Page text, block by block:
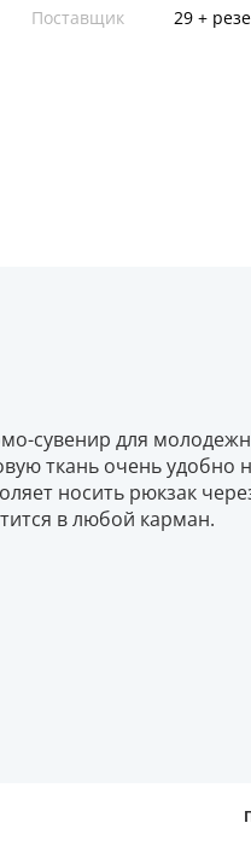
Поставщик 29 +
сувенир для
ткань очень удобно
носить рюкзак
в любой карман.